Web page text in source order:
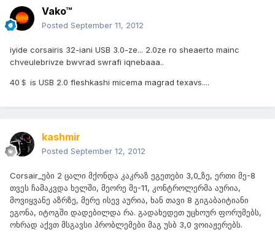
Vako™
Posted September 11, 2012
iyide corsairis 32-iani USB 3.0-ze... 2.0ze ro sheaerto mainc
chveulebrivze bwvrad swrafi iqnebaaa..
40＄ is USB 2.0 fleshkashi micema magrad texavs....
kashmir
Posted September 12, 2012
Corsair_ები 2 ცალი მქონდა კაკრაზ ეგეთები 3,0_ზე, ერთი მე-8
თვეს ჩამაკვდა ხელში, მეორე მე-11, კონტროლერმა აურია,
მოვიყვანე აზრზე, მერე ისევ აურია, ხან თავი 8 გიგაბაიტიანი
ეგონა, იტოგში დადებილდა რა. გადახედეთ უცხოურ ფორუმებს,
ოხრად აქვთ მსგავსი პრობლემები მაგ უსბ 3,0 ვოიაჟერებს.